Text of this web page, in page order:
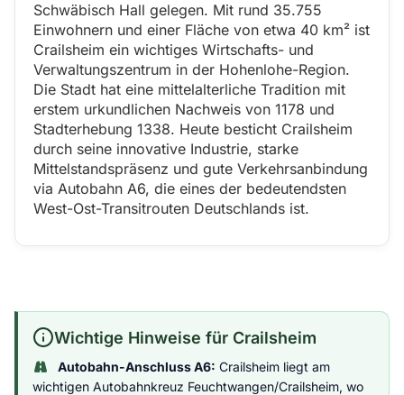
Schwäbisch Hall gelegen. Mit rund 35.755
Einwohnern und einer Fläche von etwa 40 km² ist
Crailsheim ein wichtiges Wirtschafts- und
Verwaltungszentrum in der Hohenlohe-Region.
Die Stadt hat eine mittelalterliche Tradition mit
erstem urkundlichen Nachweis von 1178 und
Stadterhebung 1338. Heute besticht Crailsheim
durch seine innovative Industrie, starke
Mittelstandspräsenz und gute Verkehrsanbindung
via Autobahn A6, die eines der bedeutendsten
West-Ost-Transitrouten Deutschlands ist.
Wichtige Hinweise für Crailsheim
Autobahn-Anschluss A6: Crailsheim liegt am
wichtigen Autobahnkreuz Feuchtwangen/Crailsheim, wo